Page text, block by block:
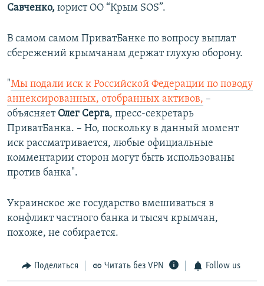
Савченко, юрист ОО “Крым SOS”.
В самом самом ПриватБанке по вопросу выплат
сбережений крымчанам держат глухую оборону.
"Мы подали иск к Российской Федерации по поводу
аннексированных, отобранных активов, –
объясняет Олег Серга, пресс-секретарь
ПриватБанка. – Но, поскольку в данный момент
иск рассматривается, любые официальные
комментарии сторон могут быть использованы
против банка".
Украинское же государство вмешиваться в
конфликт частного банка и тысяч крымчан,
похоже, не собирается.
Поделиться Читать без VPN Follow us